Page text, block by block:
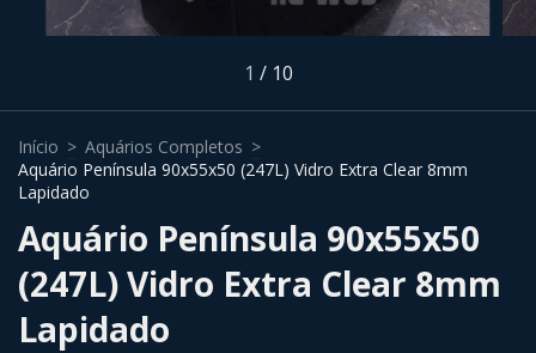
1 / 10
Início > Aquários Completos >
Aquário Península 90x55x50 (247L) Vidro Extra Clear 8mm
Lapidado
Aquário Península 90x55x50
(247L) Vidro Extra Clear 8mm
Lapidado